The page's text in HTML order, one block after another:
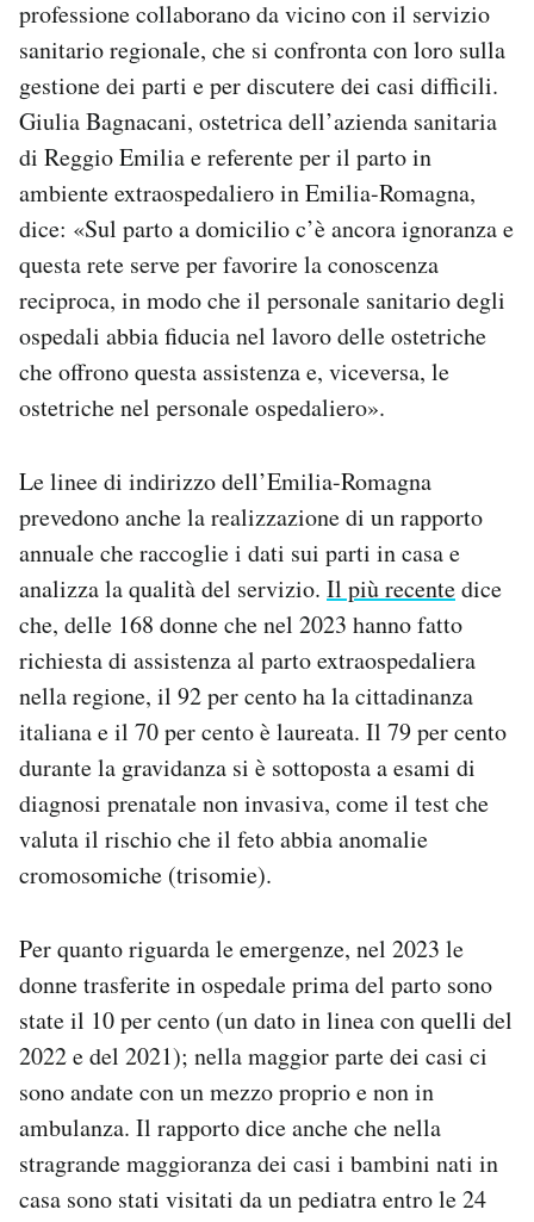
professione collaborano da vicino con il servizio
sanitario regionale, che si confronta con loro sulla
gestione dei parti e per discutere dei casi difficili.
Giulia Bagnacani, ostetrica dell’azienda sanitaria
di Reggio Emilia e referente per il parto in
ambiente extraospedaliero in Emilia-Romagna,
dice: «Sul parto a domicilio c’è ancora ignoranza e
questa rete serve per favorire la conoscenza
reciproca, in modo che il personale sanitario degli
ospedali abbia fiducia nel lavoro delle ostetriche
che offrono questa assistenza e, viceversa, le
ostetriche nel personale ospedaliero».
Le linee di indirizzo dell’Emilia-Romagna
prevedono anche la realizzazione di un rapporto
annuale che raccoglie i dati sui parti in casa e
analizza la qualità del servizio. Il più recentedice
che, delle 168 donne che nel 2023 hanno fatto
richiesta di assistenza al parto extraospedaliera
nella regione, il 92 per cento ha la cittadinanza
italiana e il 70 per cento è laureata. Il 79 per cento
durante la gravidanza si è sottoposta a esami di
diagnosi prenatale non invasiva, come il test che
valuta il rischio che il feto abbia anomalie
cromosomiche (trisomie).
Per quanto riguarda le emergenze, nel 2023 le
donne trasferite in ospedale prima del parto sono
state il 10 per cento (un dato in linea con quelli del
2022 e del 2021); nella maggior parte dei casi ci
sono andate con un mezzo proprio e non in
ambulanza. Il rapporto dice anche che nella
stragrande maggioranza dei casi i bambini nati in
casa sono stati visitati da un pediatra entro le 24